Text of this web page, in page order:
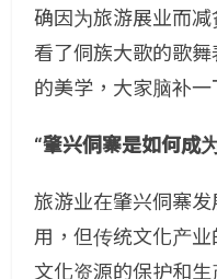
确因为旅游展业而
看了侗族大歌的歌
的美学，大家脑补一
“肇兴侗寨是如何成
旅游业在肇兴侗寨
用，但传统文化产
文化资源的保护和